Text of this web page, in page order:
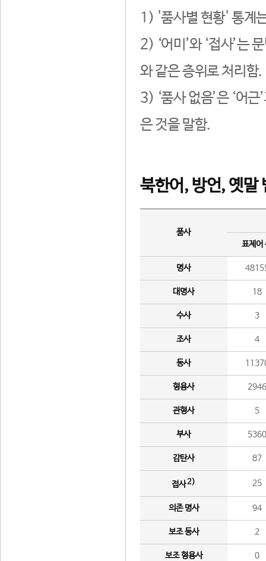
1) '품사별 현황' 통계
2) ‘어미’와 ‘접사’는
와 같은 층위로 처리함.
3) ‘품사 없음’은 ‘어
은 것을 말함.
북한어, 방언, 옛말
품사
표제어
명사
대명사 18
수사 3
조사 4
동사
형용사 2946
관형사 5
부사 5360
감탄사 87
접사2) 25
의존 명사 94
보조 동사 2
보조 형용사 0